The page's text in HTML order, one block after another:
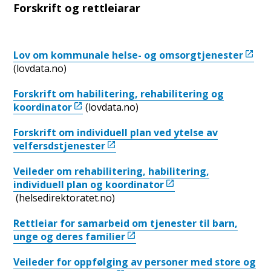
Forskrift og rettleiarar
Lov om kommunale helse- og omsorgtjenester
(lovdata.no)
Forskrift om habilitering, rehabilitering og
koordinator
(lovdata.no)
Forskrift om individuell plan ved ytelse av
velfersdstjenester
Veileder om rehabilitering, habilitering,
individuell plan og koordinator
(helsedirektoratet.no)
Rettleiar for samarbeid om tjenester til barn,
unge og deres familier
Veileder for oppfølging av personer med store og